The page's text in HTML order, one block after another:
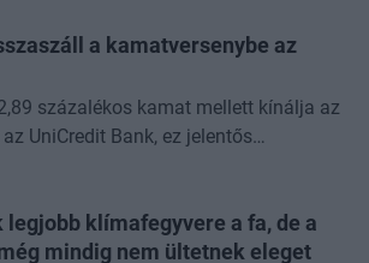
a kamatversenybe az
százalékos kamat mellett kínálja az
UniCredit Bank, ez jelentős
arról sem s
legjobb klímafegyvere a fa, de a
mindig nem ültetnek eleget